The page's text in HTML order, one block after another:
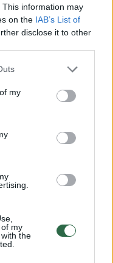
This information may
on the IAB’s List of
disclose it to other
my
my
the
tinka
košėms ar
tai išskirtinio
karvės
ir turtingu
subtilaus ir
šis gėrimas vis
Jis puikiai dera
švelnaus